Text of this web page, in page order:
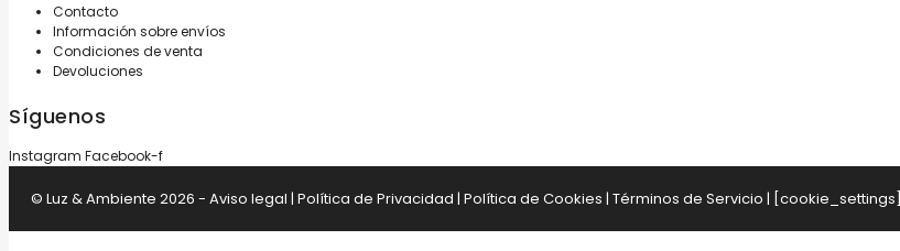
Contacto
Información sobre envíos
Condiciones de venta
Devoluciones
Síguenos
Instagram Facebook-f
© Luz & Ambiente 2026 - Aviso legal | Política de Privacidad | Política de Cookies | Términos de Servicio | [cookie_settings]